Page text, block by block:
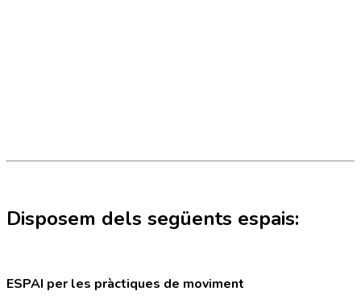
Disposem dels següents espais:
ESPAI per les pràctiques de moviment